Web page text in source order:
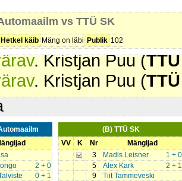
vs TTÜ SK
Hetkel käib Mäng on läbi Publik 102
. Tanel Kasenurm (
. Kristjan Puu (
. Kristjan Puu (
2 + 0
0 + 1
(B) TTÜ SK
VV
K Nr
Mängijad
3
1 + 0
Madis Leisner
5
2 + 1
Alex Kark
9
Tiit Tammeveski